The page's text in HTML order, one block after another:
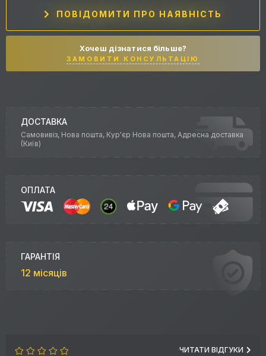
ЧИТАТИ ВІДГУКИ
ПОВІДОМИТИ ПРО НАЯВНІСТЬ
Хочеш дізнатися більше?
ЗАМОВИТИ КОНСУЛЬТАЦІЮ
ДОСТАВКА
Самовивіз, Нова пошта, Кур'єр Нова пошта, Адресна доставка
(Київ)
ОПЛАТА
ГАРАНТІЯ
12 місяців